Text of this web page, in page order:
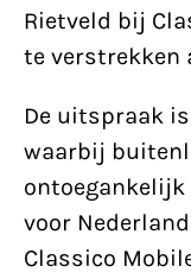
Rietveld bij
te verstrekken
De uitspraak
waarbij
voor
Classico